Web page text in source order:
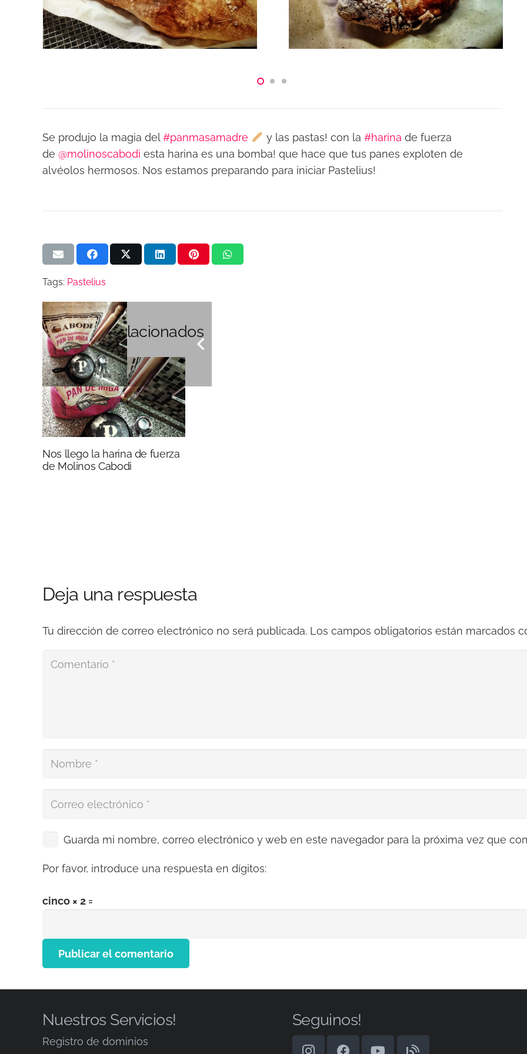
Se produjo la magia del#panmasamadre y las pastas! con la #harina de fuerza
de @molinoscabodi esta harina es una bomba! que hace que tus panes exploten de
alvéolos hermosos. Nos estamos preparando para iniciar Pastelius!
Tags: Pastelius
Artículos Relacionados
Nos llego la harina de fuerza
de Molinos Cabodi
Deja una respuesta
Tu dirección de correo electrónico no será publicada. Los campos obligatorios están marcados
Guarda mi nombre, correo electrónico y web en este navegador para la próxima vez que
Por favor, introduce una respuesta en dígitos:
cinco × 2 =
Publicar el comentario
Nuestros Servicios!
Registro de dominios
Seguinos!